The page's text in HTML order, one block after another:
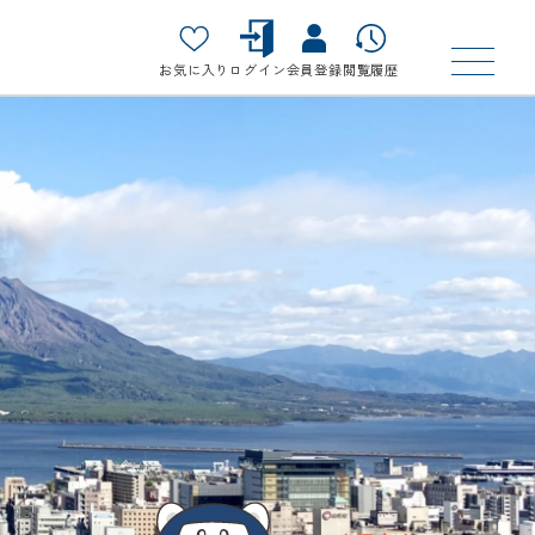
お気に入り ログイン会員登録閲覧履歴